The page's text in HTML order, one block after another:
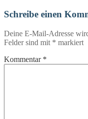
Schreibe einen
Deine E-Mail-Adresse
Felder sind mit * markiert
Kommentar *